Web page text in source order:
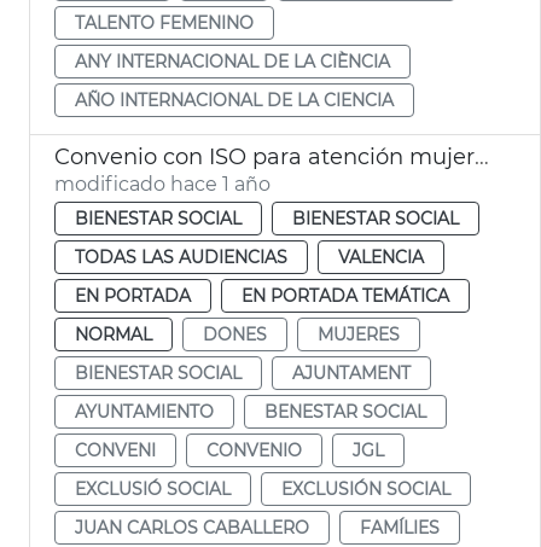
TALENTO FEMENINO
ANY INTERNACIONAL DE LA CIÈNCIA
AÑO INTERNACIONAL DE LA CIENCIA
Convenio con ISO para atención mujeres y familias riesgo exclusión social
modificado hace 1 año
BIENESTAR SOCIAL
BIENESTAR SOCIAL
TODAS LAS AUDIENCIAS
VALENCIA
EN PORTADA
EN PORTADA TEMÁTICA
NORMAL
DONES
MUJERES
BIENESTAR SOCIAL
AJUNTAMENT
AYUNTAMIENTO
BENESTAR SOCIAL
CONVENI
CONVENIO
JGL
EXCLUSIÓ SOCIAL
EXCLUSIÓN SOCIAL
JUAN CARLOS CABALLERO
FAMÍLIES